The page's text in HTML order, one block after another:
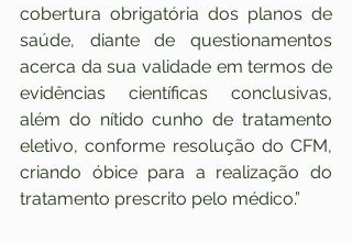
cobertura obrigatória dos planos de
saúde, diante de questionamentos
acerca da sua validade em termos de
evidências científicas conclusivas,
além do nítido cunho de tratamento
eletivo, conforme resolução do CFM,
criando óbice para a realização do
tratamento prescrito pelo médico.”